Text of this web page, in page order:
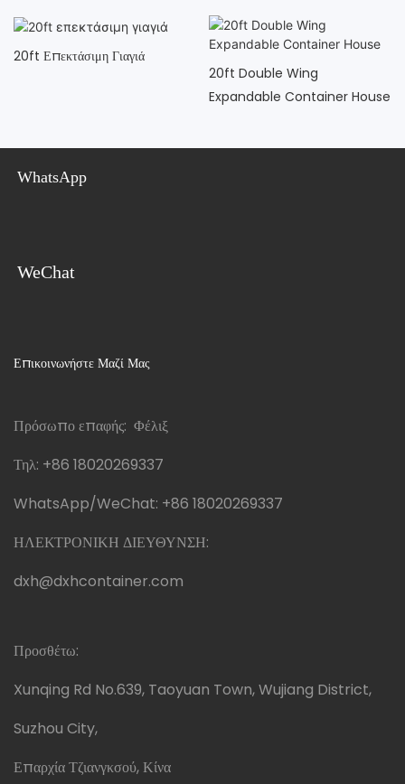
20ft Επεκτάσιμη Γιαγιά
20ft Double Wing
Expandable Container House
WhatsApp
WeChat
Επικοινωνήστε Μαζί Μας
Πρόσωπο επαφής: Φέλιξ
Τηλ: +86 18020269337
WhatsApp/WeChat: +86 18020269337
ΗΛΕΚΤΡΟΝΙΚΗ ΔΙΕΥΘΥΝΣΗ:
dxh@dxhcontainer.com
Προσθέτω:
Xunqing Rd No.639, Taoyuan Town, Wujiang District,
Suzhou City,
Επαρχία Τζιανγκσού, Κίνα